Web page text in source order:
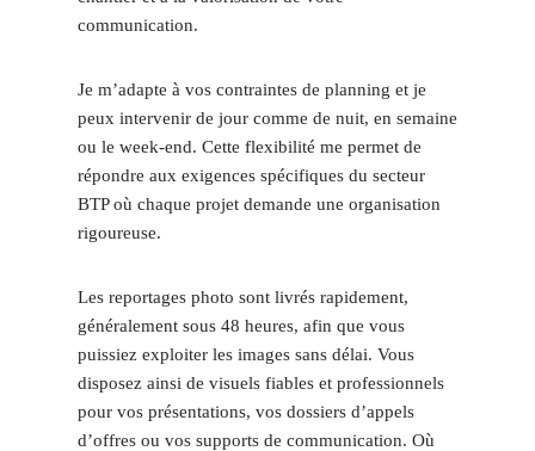
communication.
Je m’adapte à vos contraintes de planning et je
peux intervenir de jour comme de nuit, en semaine
ou le week-end. Cette flexibilité me permet de
répondre aux exigences spécifiques du secteur
BTP où chaque projet demande une organisation
rigoureuse.
Les reportages photo sont livrés rapidement,
généralement sous 48 heures, afin que vous
puissiez exploiter les images sans délai. Vous
disposez ainsi de visuels fiables et professionnels
pour vos présentations, vos dossiers d’appels
d’offres ou vos supports de communication. Où